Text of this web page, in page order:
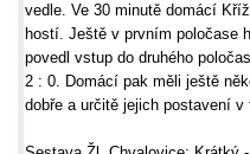
vedle. Ve 30 minutě domácí
hostí. Ještě v prvním poločase
povedl vstup do druhého
2 : 0. Domácí pak měli ještě
dobře a určitě jejich postavení v